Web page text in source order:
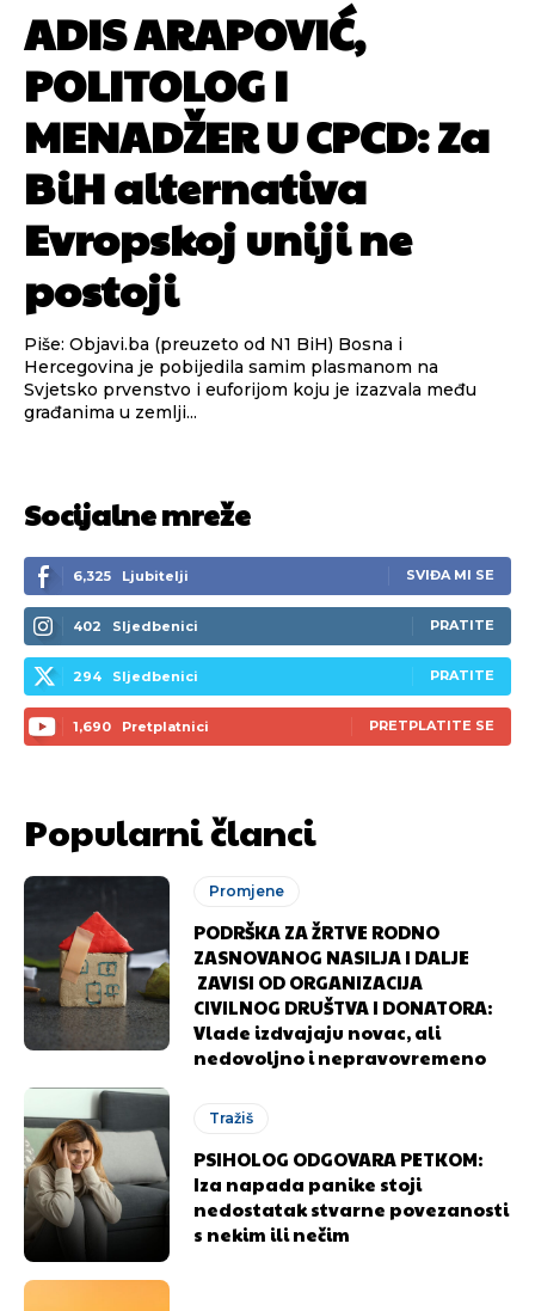
Pusti priču da živi!
Pusti priču da živi!
ADIS ARAPOVIĆ,
POLITOLOG I
MENADŽER U CPCD: Za
BiH alternativa
Evropskoj uniji ne
postoji
Piše: Objavi.ba (preuzeto od N1 BiH) Bosna i
Hercegovina je pobijedila samim plasmanom na
Svjetsko prvenstvo i euforijom koju je izazvala među
građanima u zemlji...
Socijalne mreže
6,325 Ljubitelji SVIĐA MI SE
402 Sljedbenici PRATITE
294 Sljedbenici PRATITE
1,690 Pretplatnici PRETPLATITE SE
Popularni članci
Promjene
PODRŠKA ZA ŽRTVE RODNO
ZASNOVANOG NASILJA I DALJE
ZAVISI OD ORGANIZACIJA
CIVILNOG DRUŠTVA I DONATORA:
Vlade izdvajaju novac, ali
nedovoljno i nepravovremeno
Tražiš
PSIHOLOG ODGOVARA PETKOM:
Iza napada panike stoji
nedostatak stvarne povezanosti
s nekim ili nečim